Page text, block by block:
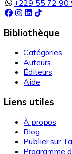
+229 55 72 90
Bibliothèque
Catégories
Auteurs
Éditeurs
Aide
Liens utiles
À propos
Blog
Publier sur
Programme